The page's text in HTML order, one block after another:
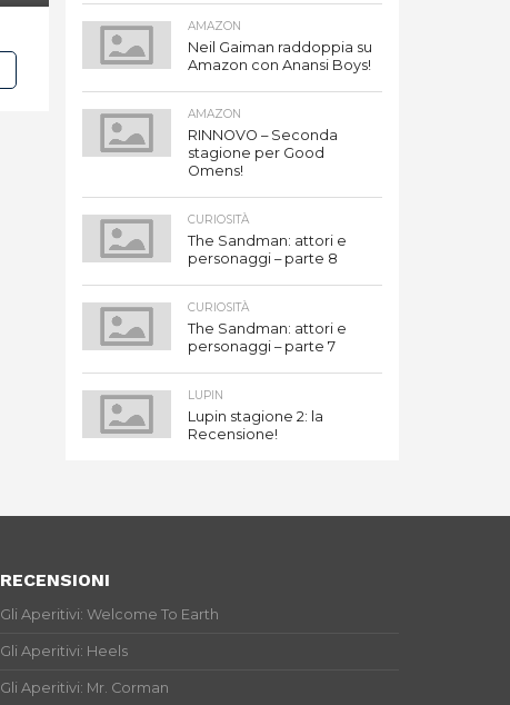
AMAZON
Neil Gaiman raddoppia su
Amazon con Anansi Boys!
AMAZON
RINNOVO – Seconda
stagione per Good
Omens!
CURIOSITÀ
The Sandman: attori e
personaggi – parte 8
CURIOSITÀ
The Sandman: attori e
personaggi – parte 7
LUPIN
Lupin stagione 2: la
Recensione!
RECENSIONI
Gli Aperitivi: Welcome To Earth
Gli Aperitivi: Heels
Gli Aperitivi: Mr. Corman